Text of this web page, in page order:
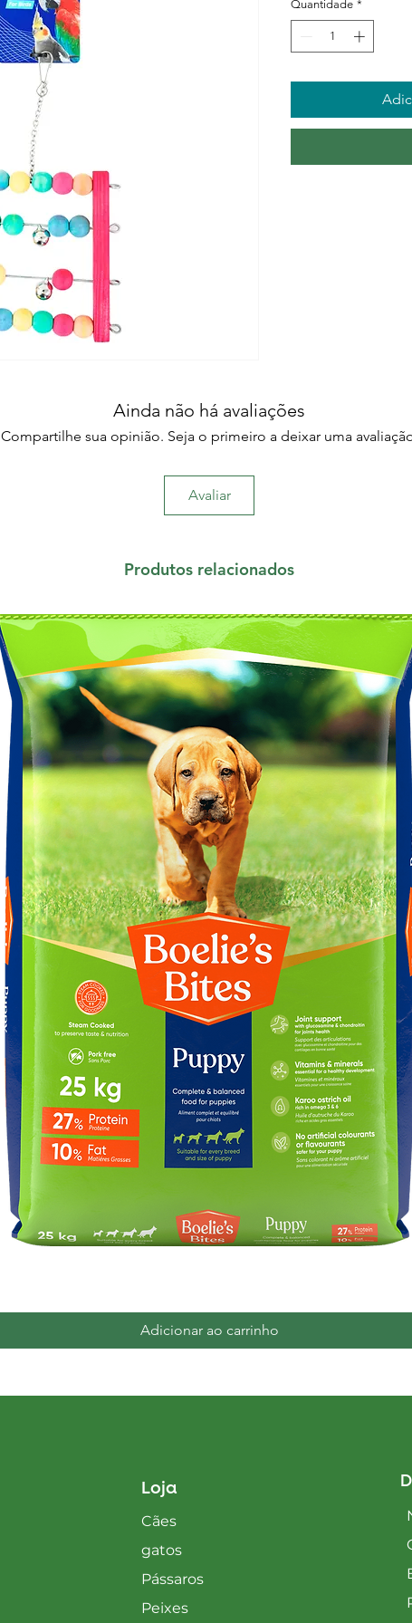
Quantidade *
Ainda não há avaliações
Compartilhe sua opinião. Seja o primeiro a deixar uma
Avaliar
Produtos relacionados
Adicionar ao carrinho
Loja
Cães
gatos
Pássaros
Peixes